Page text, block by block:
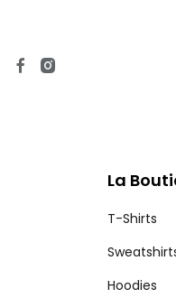
La
T-Shirts
Hoodies